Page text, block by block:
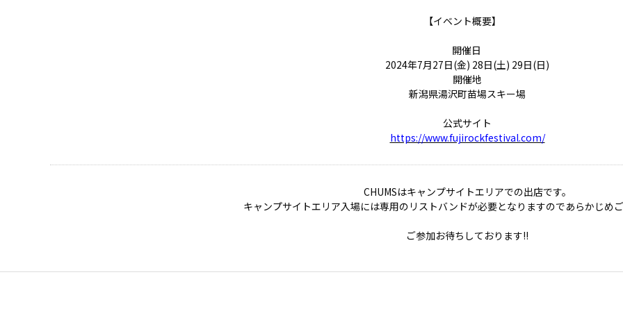
【イベント概要】
開催日
2024年7月27日(金) 28日(土) 29日(日)
開催地
新潟県湯沢町苗場スキー場
公式サイト
https://www.fujirockfestival.com/
CHUMSはキャンプサイトエリアでの出店です。
キャンプサイトエリア入場には専用のリストバンドが必要となりますのであらかじめご
ご参加お待ちしております!!